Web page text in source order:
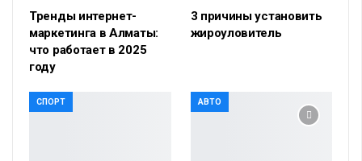
Тренды интернет-
маркетинга в Алматы:
что работает в 2025
году
3 причины установить
жироуловитель
СПОРТ АВТО